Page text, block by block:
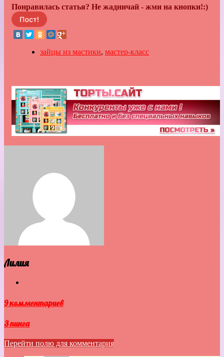
Понравилась статья? Не жадничай - жми на кнопки!:)
зайцы из мастики, мастер-класс
Лилия
9 комментариев
3 пинга
Перейти полю для комментария